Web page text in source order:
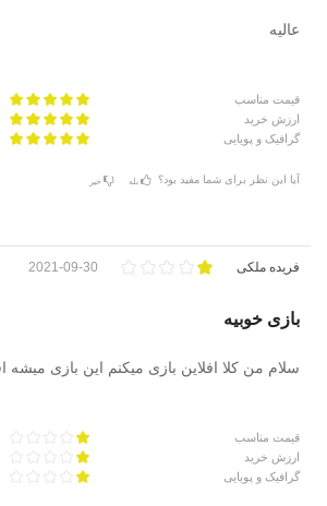
عالیه
قیمت مناسب
ارزش خرید
گرافیک و پویایی
آیا این نظر برای شما مفید بود؟ بله خیر
فریده ملکی 2021-09-30
بازی خوبیه
سلام من کلا افلاین بازی میکنم این بازی میشه
قیمت مناسب
ارزش خرید
گرافیک و پویایی